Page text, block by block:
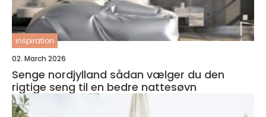
inspiration
02. March 2026
Senge nordjylland sådan vælger du den
rigtige seng til en bedre nattesøvn